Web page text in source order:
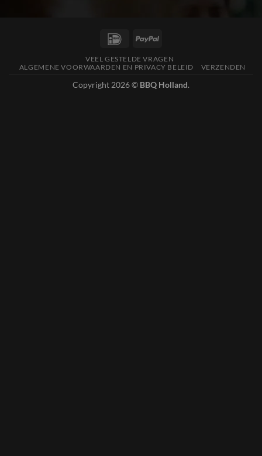
IDeal
VEEL GESTELDE VRAGEN
ALGEMENE VOORWAARDEN EN PRIVACY BELEID
VERZENDEN
Copyright 2026 © BBQ Holland.